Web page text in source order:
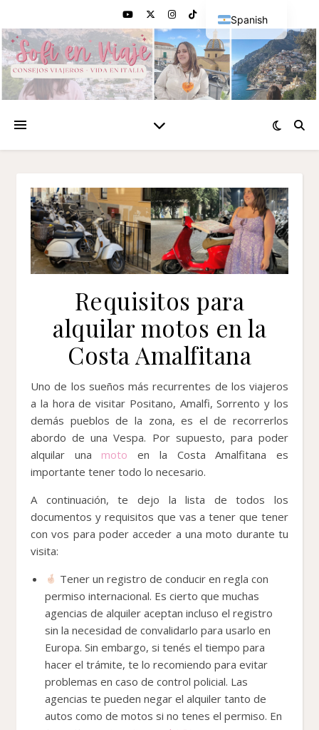
Requisitos para
alquilar motos en la
Costa Amalfitana
Uno de los sueños más recurrentes de los viajeros
a la hora de visitar Positano, Amalfi, Sorrento y los
demás pueblos de la zona, es el de recorrerlos
abordo de una Vespa. Por supuesto, para poder
alquilar una moto en la Costa Amalfitana es
importante tener todo lo necesario.
A continuación, te dejo la lista de todos los
documentos y requisitos que vas a tener que tener
con vos para poder acceder a una moto durante tu
visita:
Tener un registro de conducir en regla con
permiso internacional. Es cierto que muchas
agencias de alquiler aceptan incluso el registro
sin la necesidad de convalidarlo para usarlo en
Europa. Sin embargo, si tenés el tiempo para
hacer el trámite, te lo recomiendo para evitar
problemas en caso de control policial. Las
agencias te pueden negar el alquiler tanto de
autos como de motos si no tenes el permiso. En
Spanish
English